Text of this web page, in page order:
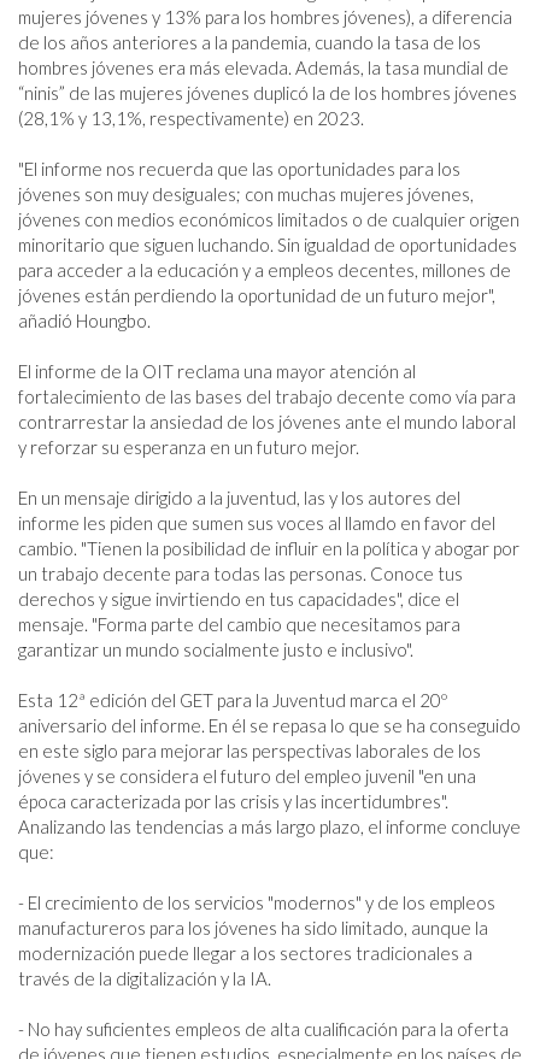
mujeres jóvenes y 13% para los hombres jóvenes), a diferencia
de los años anteriores a la pandemia, cuando la tasa de los
hombres jóvenes era más elevada. Además, la tasa mundial de
“ninis” de las mujeres jóvenes duplicó la de los hombres jóvenes
(28,1% y 13,1%, respectivamente) en 2023.
"El informe nos recuerda que las oportunidades para los
jóvenes son muy desiguales; con muchas mujeres jóvenes,
jóvenes con medios económicos limitados o de cualquier origen
minoritario que siguen luchando. Sin igualdad de oportunidades
para acceder a la educación y a empleos decentes, millones de
jóvenes están perdiendo la oportunidad de un futuro mejor",
añadió Houngbo.
El informe de la OIT reclama una mayor atención al
fortalecimiento de las bases del trabajo decente como vía para
contrarrestar la ansiedad de los jóvenes ante el mundo laboral
y reforzar su esperanza en un futuro mejor.
En un mensaje dirigido a la juventud, las y los autores del
informe les piden que sumen sus voces al llamdo en favor del
cambio. "Tienen la posibilidad de influir en la política y abogar por
un trabajo decente para todas las personas. Conoce tus
derechos y sigue invirtiendo en tus capacidades", dice el
mensaje. "Forma parte del cambio que necesitamos para
garantizar un mundo socialmente justo e inclusivo".
Esta 12ª edición del GET para la Juventud marca el 20º
aniversario del informe. En él se repasa lo que se ha conseguido
en este siglo para mejorar las perspectivas laborales de los
jóvenes y se considera el futuro del empleo juvenil "en una
época caracterizada por las crisis y las incertidumbres".
Analizando las tendencias a más largo plazo, el informe concluye
que:
- El crecimiento de los servicios "modernos" y de los empleos
manufactureros para los jóvenes ha sido limitado, aunque la
modernización puede llegar a los sectores tradicionales a
través de la digitalización y la IA.
- No hay suficientes empleos de alta cualificación para la oferta
de jóvenes que tienen estudios, especialmente en los países de